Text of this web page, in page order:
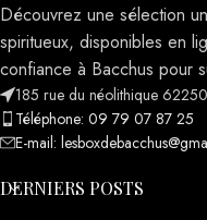
Découvrez une sélection
spiritueux, disponibles en
confiance à Bacchus pour
185 rue du néolithique
Téléphone: 09 79 07 87 25
E-mail:
DERNIERS POSTS